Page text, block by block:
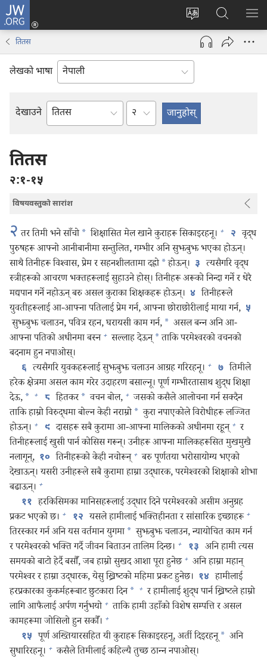
JW.ORG
वेब
साइटको
भाषा
परिवर्तन
गर्ने
प्रवेश
(ब्राउजरको
ट्याबमा
नयाँ
JW.ORG
मा
खोज्नुहोस्‌
मेनु
तितस
लेखको भाषा
देखाउने
बाइबलको
अध्याय
तितस
२:१-१५
विषयवस्तुको सारांश
२ तर तिमी भने साँचो * शिक्षासित मेल खाने कुराहरू सिकाइरहनू। + २ वृद्ध
पुरुषहरू आफ्नो आनीबानीमा सन्तुलित, गम्भीर अनि सुझबुझ भएका होऊन्‌।
साथै तिनीहरू विश्‍वास, प्रेम र सहनशीलतामा दह्रो *होऊन्‌। ३ त्यसैगरि वृद्ध
स्त्रीहरूको आचरण भक्‍तहरूलाई सुहाउने होस्‌। तिनीहरू अरूको निन्दा गर्ने र धेरै
मद्यपान गर्ने नहोऊन्‌ बरु असल कुराका शिक्षकहरू होऊन्‌। ४ तिनीहरूले
युवतीहरूलाई आ-आफ्ना पतिलाई प्रेम गर्न, आफ्ना छोराछोरीलाई माया गर्न, ५
सुझबुझ चलाउन, पवित्र रहन, घरायसी काम गर्न, * असल बन्‍न अनि आ-
आफ्ना पतिको अधीनमा बस्न + सल्लाह देऊन्‌ *ताकि परमेश्‍वरको वचनको
बदनाम हुन नपाओस्‌।
६ त्यसैगरि युवकहरूलाई सुझबुझ चलाउन आग्रह गरिरहनू। + ७ तिमीले
हरेक क्षेत्रमा असल काम गरेर उदाहरण बसाल्नू। पूर्ण गम्भीरतासाथ शुद्ध शिक्षा
देऊ, * + ८ हितकर * वचन बोल, + जसको कसैले आलोचना गर्न सक्दैन
ताकि हाम्रो विरुद्धमा बोल्न केही नराम्रो * कुरा नपाएकोले विरोधीहरू लज्जित
होऊन्‌। + ९ दासहरू सबै कुरामा आ-आफ्ना मालिकको अधीनमा रहून्‌ + र
तिनीहरूलाई खुसी पार्न कोसिस गरून्‌। उनीहरू आफ्ना मालिकहरूसित मुखमुखै
नलागून्‌, १० तिनीहरूको केही नचोरून्‌ + बरु पूर्णतया भरोसायोग्य भएको
देखाऊन्‌। यसरी उनीहरूले सबै कुरामा हाम्रा उद्धारक, परमेश्‍वरको शिक्षाको शोभा
बढाऊन्‌। +
११ हरकिसिमका मानिसहरूलाई उद्धार दिने परमेश्‍वरको असीम अनुग्रह
प्रकट भएको छ। + १२ यसले हामीलाई भक्‍तिहीनता र सांसारिक इच्छाहरू +
तिरस्कार गर्न अनि यस वर्तमान युगमा * सुझबुझ चलाउन, न्यायोचित काम गर्न
र परमेश्‍वरको भक्‍ति गर्दै जीवन बिताउन तालिम दिन्छ। + १३ अनि हामी त्यस
समयको बाटो हेर्दै बसौँ, जब हाम्रो सुखद आशा पूरा हुनेछ + अनि हाम्रा महान्‌
परमेश्‍वर र हाम्रा उद्धारक, येसु ख्रिष्टको महिमा प्रकट हुनेछ। १४ हामीलाई
हरप्रकारका कुकर्महरूबाट छुटकारा दिन * + र हामीलाई शुद्ध पार्न ख्रिष्टले हाम्रो
लागि आफैलाई अर्पण गर्नुभयो + ताकि हामी उहाँको विशेष सम्पत्ति र असल
कामहरूमा जोसिलो हुन सकौँ। +
१५ पूर्ण अख्तियारसहित यी कुराहरू सिकाइरहनू, अर्ती दिइरहनू * अनि
सुधारिरहनू। + कसैले तिमीलाई कहिल्यै तुच्छ ठान्‍न नपाओस्‌।